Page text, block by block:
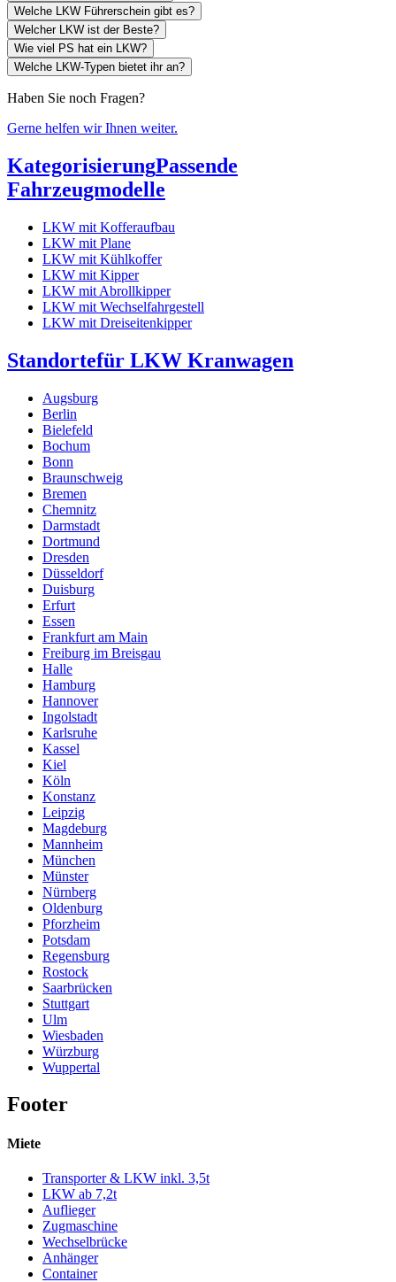
Welche LKW Führerschein gibt es?
Welcher LKW ist der Beste?
Wie viel PS hat ein LKW?
Welche LKW-Typen bietet ihr an?
Haben Sie noch Fragen?
Gerne helfen wir Ihnen weiter.
KategorisierungPassende
Fahrzeugmodelle
LKW mit Kofferaufbau
LKW mit Plane
LKW mit Kühlkoffer
LKW mit Kipper
LKW mit Abrollkipper
LKW mit Wechselfahrgestell
LKW mit Dreiseitenkipper
Standortefür LKW Kranwagen
Augsburg
Berlin
Bielefeld
Bochum
Bonn
Braunschweig
Bremen
Chemnitz
Darmstadt
Dortmund
Dresden
Düsseldorf
Duisburg
Erfurt
Essen
Frankfurt am Main
Freiburg im Breisgau
Halle
Hamburg
Hannover
Ingolstadt
Karlsruhe
Kassel
Kiel
Köln
Konstanz
Leipzig
Magdeburg
Mannheim
München
Münster
Nürnberg
Oldenburg
Pforzheim
Potsdam
Regensburg
Rostock
Saarbrücken
Stuttgart
Ulm
Wiesbaden
Würzburg
Wuppertal
Footer
Miete
Transporter & LKW inkl. 3,5t
LKW ab 7,2t
Auflieger
Zugmaschine
Wechselbrücke
Anhänger
Container